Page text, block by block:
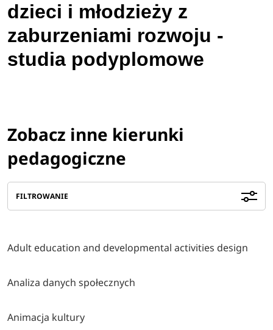
dzieci i młodzieży z
zaburzeniami rozwoju -
studia podyplomowe
Zobacz inne kierunki
pedagogiczne
FILTROWANIE
Adult education and developmental activities design
Analiza danych społecznych
Animacja kultury